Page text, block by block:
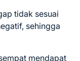
tidak sesuai
sehingga
mendapat